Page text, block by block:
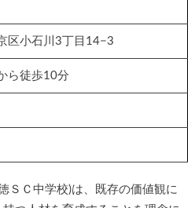
区小石川3丁目14−3
ら徒歩10分
ＳＣ中学校)は、既存の価値観に